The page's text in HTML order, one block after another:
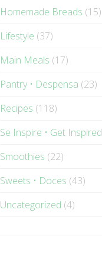
Homemade Breads (15)
Lifestyle (37)
Main Meals (17)
Pantry • Despensa (23)
Recipes (118)
Se Inspire • Get Inspired
Smoothies (22)
Sweets • Doces (43)
Uncategorized (4)